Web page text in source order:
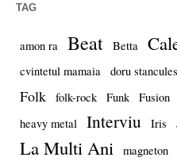
TAG
amon ra Beat Betta
cvintetul mamaia
doru
Folk folk-rock Funk Fusion
heavy metal Interviu Iris
La Multi Ani magneton